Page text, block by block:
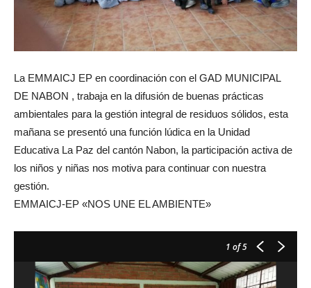
La EMMAICJ EP en coordinación con el GAD MUNICIPAL
DE NABON , trabaja en la difusión de buenas prácticas
ambientales para la gestión integral de residuos sólidos, esta
mañana se presentó una función lúdica en la Unidad
Educativa La Paz del cantón Nabon, la participación activa de
los niños y niñas nos motiva para continuar con nuestra
gestión.
EMMAICJ-EP «NOS UNE EL AMBIENTE»
1 of 5